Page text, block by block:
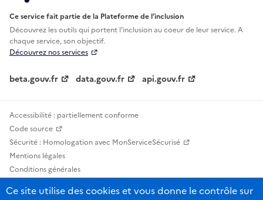
Ce service fait partie de la Plateforme de l’inclusion
Découvrez les outils qui portent l'inclusion aucoeur de leur service. A
chaque service, son objectif.
Découvrez nos services
beta.gouv.fr data.gouv.fr api.gouv.fr
Accessibilité : partiellement conforme
Code source
Sécurité : Homologation avec MonServiceSécurisé
Mentions légales
Conditions générales
Statistiques, lexiques et indicateurs
Ce site utilise des cookies et vous donne le contrôle sur